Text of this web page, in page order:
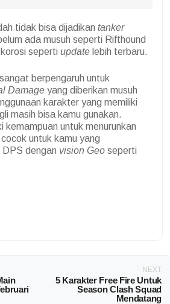
tidak bisa dijadikan tanker
ada musuh seperti Rifthound
seperti update lebih terbaru.
berpengaruh untuk
Damage yang diberikan musuh
karakter yang memiliki
masih bisa kamu gunakan.
kemampuan untuk menurunkan
untuk kamu yang
DPS dengan vision Geo seperti
NEXT
5 Karakter Free Fire Untuk
Season Clash Squad
Mendatang